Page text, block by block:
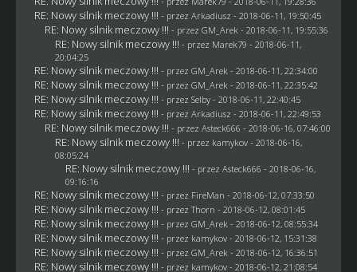
RE: Nowy silnik meczowy !!! - przez Arkadiusz - 2018-06-11, 19:50:45
RE: Nowy silnik meczowy !!! - przez GM_Arek - 2018-06-11, 19:55:36
RE: Nowy silnik meczowy !!! - przez Marek79 - 2018-06-11,
20:04:25
RE: Nowy silnik meczowy !!! - przez GM_Arek - 2018-06-11, 22:34:00
RE: Nowy silnik meczowy !!! - przez GM_Arek - 2018-06-11, 22:35:42
RE: Nowy silnik meczowy !!! - przez Selby- 2018-06-11, 22:40:45
RE: Nowy silnik meczowy !!! - przez Arkadiusz - 2018-06-11, 22:49:53
RE: Nowy silnik meczowy !!! - przez Asteck666 - 2018-06-16, 07:46:00
RE: Nowy silnik meczowy !!! - przez kamykov- 2018-06-16,
08:05:24
RE: Nowy silnik meczowy !!! - przez Asteck666 - 2018-06-16,
09:16:16
RE: Nowy silnik meczowy !!! - przez FireMan - 2018-06-12, 07:33:50
RE: Nowy silnik meczowy !!! - przezThorn - 2018-06-12, 08:01:45
RE: Nowy silnik meczowy !!! - przez GM_Arek - 2018-06-12, 08:55:34
RE: Nowy silnik meczowy !!! - przez kamykov- 2018-06-12, 15:31:38
RE: Nowy silnik meczowy !!! - przez GM_Arek - 2018-06-12, 16:36:51
RE: Nowy silnik meczowy !!! - przez kamykov- 2018-06-12, 21:08:54